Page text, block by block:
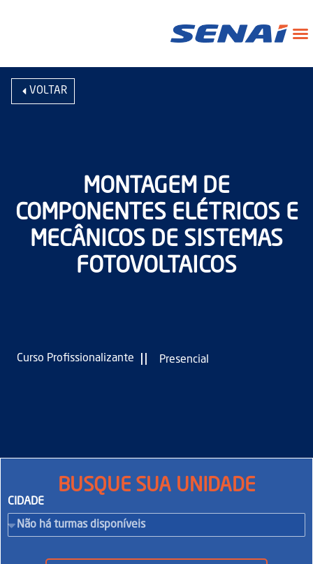
VOLTAR
MONTAGEM DE
COMPONENTES ELÉTRICOS E
MECÂNICOS DE SISTEMAS
FOTOVOLTAICOS
Curso Profissionalizante || Presencial
BUSQUE SUA UNIDADE
CIDADE